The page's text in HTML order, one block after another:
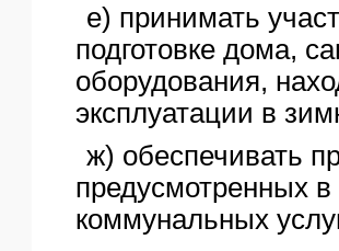
е) принимать
подготовке дома,
оборудования,
эксплуатации в
ж) обеспечивать
предусмотренных
коммунальных